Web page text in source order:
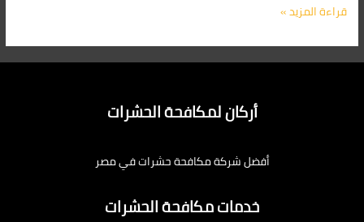
قراءة المزيد »
أركان لمكافحة الحشرات
أفضل شركة مكافحة حشرات في مصر
خدمات مكافحة الحشرات